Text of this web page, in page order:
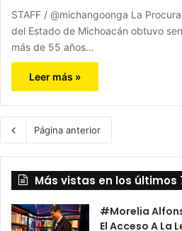
STAFF / @michangoonga La
del Estado de Michoacán obtuvo
más de 55 años…
Leer más »
Página anterior
Más vistas en los últimos
#Morelia
El Acceso A La